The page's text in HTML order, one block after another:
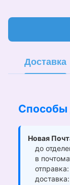
Доставка
Способы
Новая
до
в
отправка:
доставка: